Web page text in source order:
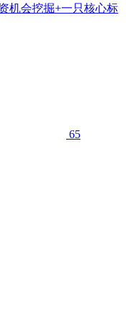
机会挖掘+一只核心标
65